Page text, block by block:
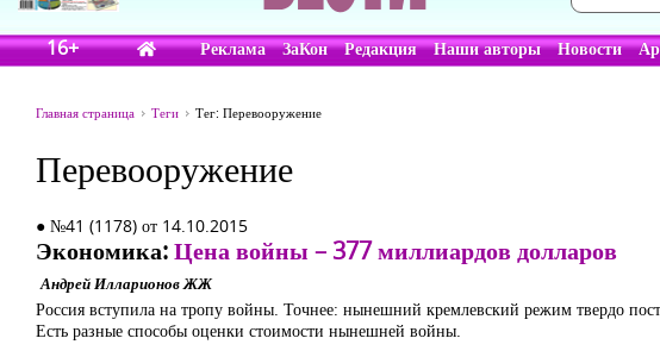
16+ Реклама ЗаКон Редакция Наши авторы Новости
Главная страница Теги Тег: Перевооружение
Перевооружение
● №41 (1178) от 14.10.2015
Экономика:Цена войны – 377 миллиардов долларов
Андрей Илларионов ЖЖ
Россия вступила на тропу войны. Точнее: нынешний кремлевский режим твердо
Есть разные способы оценки стоимости нынешней войны.